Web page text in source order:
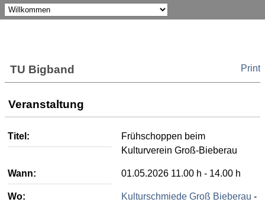
Print
TU Bigband
Veranstaltung
Titel:
Frühschoppen beim
Kulturverein Groß-Bieberau
Wann: 01.05.2026 11.00 h - 14.00 h
Wo: Kulturschmiede Groß Bieberau -